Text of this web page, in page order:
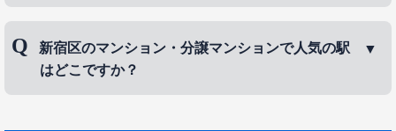
アは、神楽坂、高田馬場、下落合などです。
新宿区のマンション・分譲マンションで人気の駅
はどこですか？